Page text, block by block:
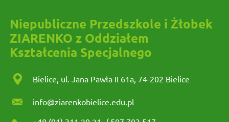
Niepubliczne Przedszkole i Żłobek
ZIARENKO z Oddziałem
Kształcenia Specjalnego
Bielice, ul. Jana Pawła II 61a, 74-202 Bielice
info@ziarenkobielice.edu.pl